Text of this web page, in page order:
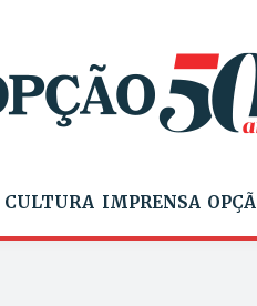
CULTURA IMPRENSA